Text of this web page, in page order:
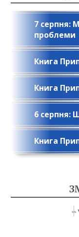
7 серпня:
проблеми
Книга
Книга
6 серпня:
Книга
Select Language